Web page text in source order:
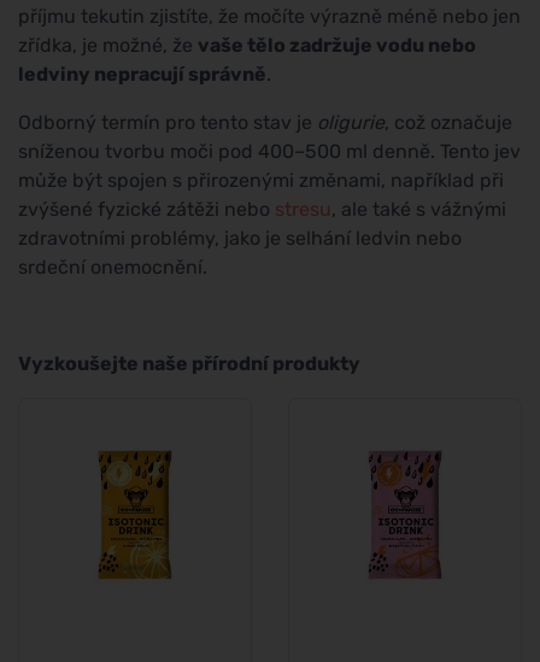
příjmu tekutin zjistíte, že močíte výrazně méně nebo jen
zřídka, je možné, že vaše tělo zadržuje vodu nebo
ledviny nepracují správně.
Odborný termín pro tento stav je oligurie, což označuje
sníženou tvorbu moči pod 400–500 ml denně. Tento jev
může být spojen s přirozenými změnami, například při
zvýšené fyzické zátěži nebo stresu, ale také s vážnými
zdravotními problémy, jako je selhání ledvin nebo
srdeční onemocnění.
Vyzkoušejte naše přírodní produkty